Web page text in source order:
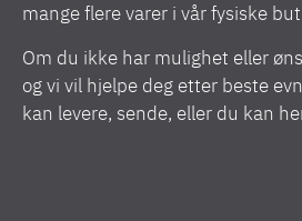
mange flere varer i vår fysiske
Om du ikke har mulighet eller
og vi vil hjelpe deg etter beste
kan levere, sende, eller du kan